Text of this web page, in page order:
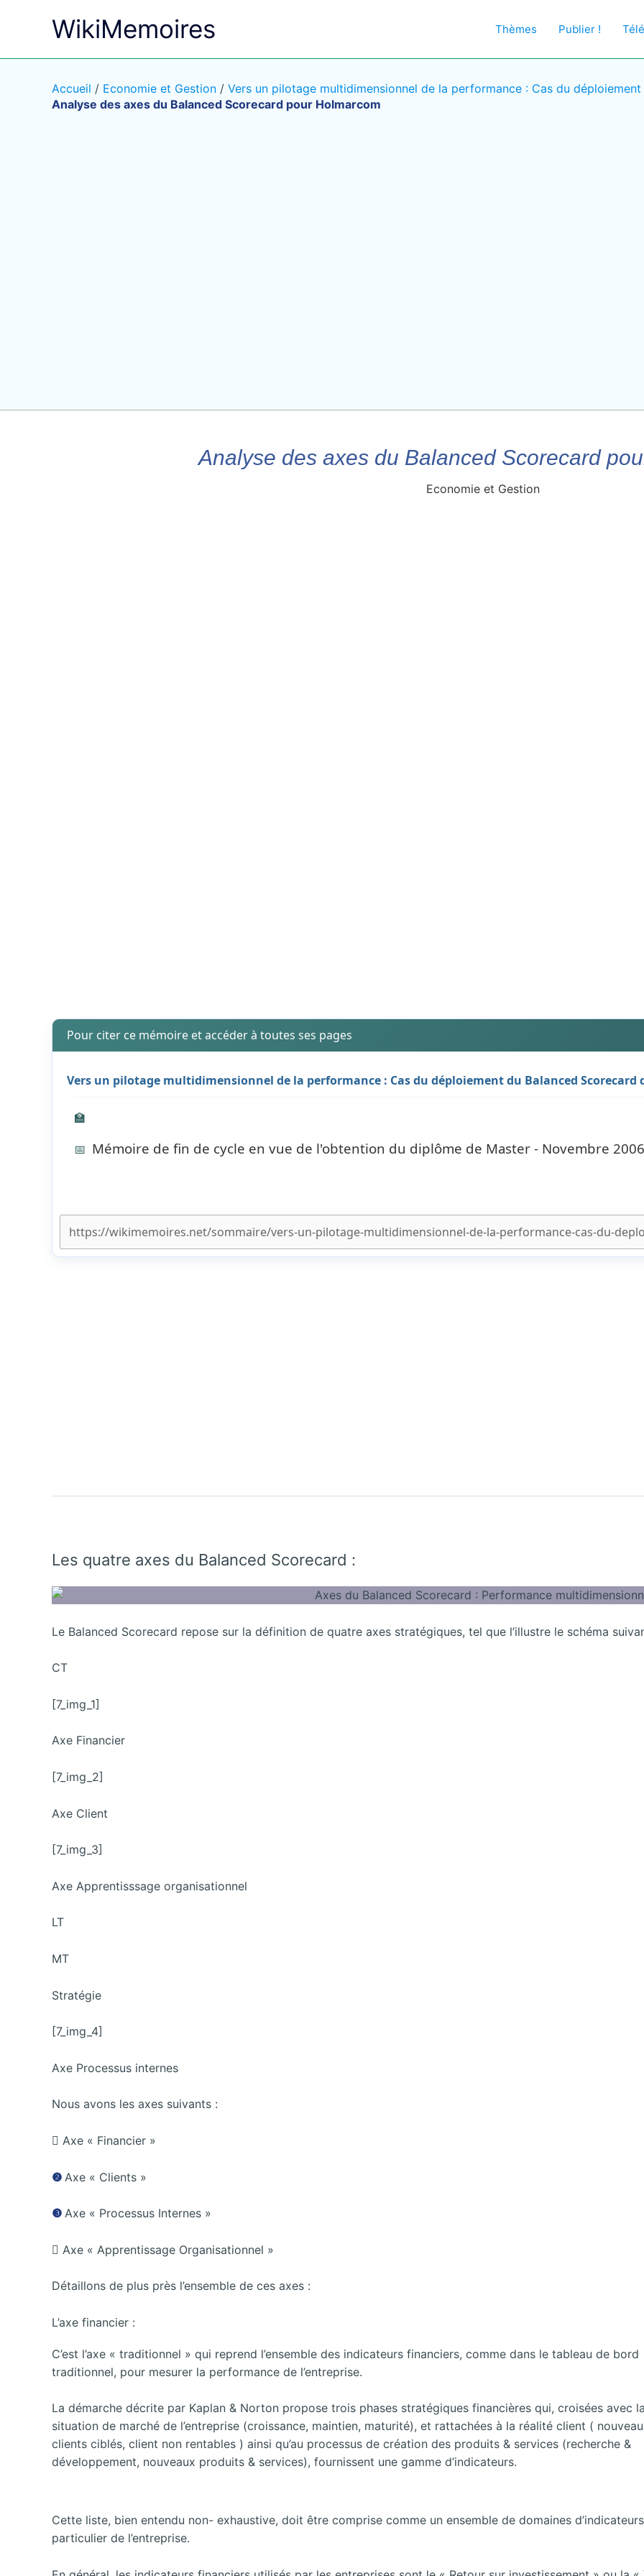
WikiMemoires Thèmes Publier !
Accueil / Economie et Gestion / Vers un pilotage multidimensionnel de la performance : Cas du
Analyse des axes du Balanced Scorecard pour Holmarcom
Analyse des axes du Balanced Scorecard
Economie et Gestion
Pour citer ce mémoire et accéder à toutes ses pages
Vers un pilotage multidimensionnel de la performance : Cas du déploiement du Balanced Scorecard
🏫
📅 Mémoire de fin de cycle en vue de l'obtention du diplôme de Master - Novembre 2006
Les quatre axes du Balanced Scorecard :
Le Balanced Scorecard repose sur la définition de quatre axes stratégiques, tel que l’illustre le schéma
CT
[7_img_1]
Axe Financier
[7_img_2]
Axe Client
[7_img_3]
Axe Apprentisssage organisationnel
LT
MT
Stratégie
[7_img_4]
Axe Processus internes
Nous avons les axes suivants :
 Axe « Financier »
❷ Axe « Clients »
❸ Axe « Processus Internes »
 Axe « Apprentissage Organisationnel »
Détaillons de plus près l’ensemble de ces axes :
L’axe financier :
C’est l’axe « traditionnel » qui reprend l’ensemble des indicateurs financiers, comme dans le tableau de bord
traditionnel, pour mesurer la performance de l’entreprise.
La démarche décrite par Kaplan & Norton propose trois phases stratégiques financières qui, croisées avec
situation de marché de l’entreprise (croissance, maintien, maturité), et rattachées à la réalité client (
clients ciblés, client non rentables ) ainsi qu’au processus de création des produits & services (recherche &
développement, nouveaux produits & services), fournissent une gamme d’indicateurs.
Cette liste, bien entendu non- exhaustive, doit être comprise comme un ensemble de domaines
particulier de l’entreprise.